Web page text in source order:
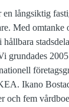
långsiktig
Med omtanke
grundades
Ikano
och fem